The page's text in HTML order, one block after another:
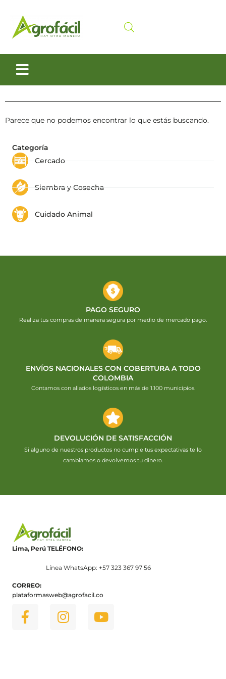
Categoría
Cercado
Siembra y Cosecha
Cuidado Animal
Parece que no podemos encontrar lo que estás buscando.
PAGO SEGURO
Realiza tus compras de manera segura por medio de mercado pago.
ENVÍOS NACIONALES CON COBERTURA A TODO
COLOMBIA
Contamos con aliados logísticos en más de 1.100 municipios.
DEVOLUCIÓN DE SATISFACCIÓN
Si alguno de nuestros productos no cumple tus expectativas te lo
cambiamos o devolvemos tu dinero.
Lima, Perú TELÉFONO:
Línea WhatsApp: +57 323 367 97 56
CORREO:
plataformasweb@agrofacil.co